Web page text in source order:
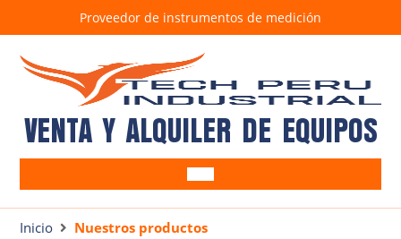
Proveedor de instrumentos de medición
VENTA Y ALQUILER DE EQUIPOS
Alcoholímetros
Equipos Ambientales
Inicio Nuestros productos